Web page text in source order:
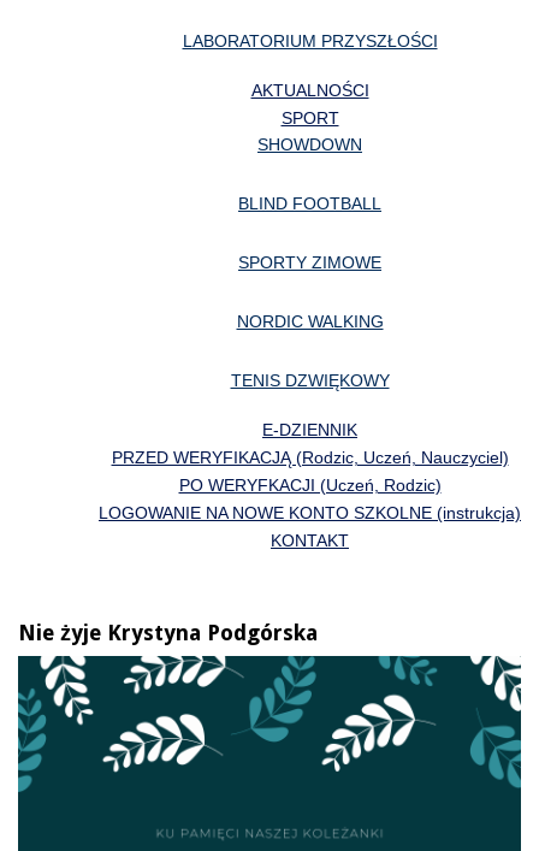
LABORATORIUM PRZYSZŁOŚCI
AKTUALNOŚCI
SPORT
SHOWDOWN
BLIND FOOTBALL
SPORTY ZIMOWE
NORDIC WALKING
TENIS DZWIĘKOWY
E-DZIENNIK
PRZED WERYFIKACJĄ (Rodzic, Uczeń, Nauczyciel)
PO WERYFKACJI (Uczeń, Rodzic)
LOGOWANIE NA NOWE KONTO SZKOLNE (instrukcja)
KONTAKT
Nie żyje Krystyna Podgórska